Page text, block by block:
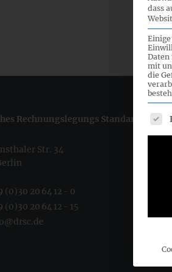
Rechnungslegungs Standards
Str. 34
(0)30 20 64 12 - 0
(0)30 20 64 12 - 15
dass
Daten
mit
die
Es